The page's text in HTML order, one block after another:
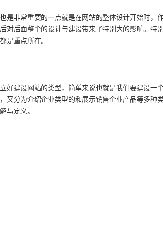
是非常重要的一点就是在网站的整体设计开始时，
对后面整个的设计与建设带来了特别大的影响。特
是重点所在。
好建设网站的类型，简单来说也就是我们要建设一
又分为介绍企业类型的和展示销售企业产品等多种类
与定义。